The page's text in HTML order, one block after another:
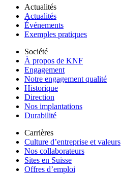
Actualités
Actualités
Événements
Exemples pratiques
Société
À propos de KNF
Engagement
Notre engagement qualité
Historique
Direction
Nos implantations
Durabilité
Carrières
Culture d’entreprise et valeurs
Nos collaborateurs
Sites en Suisse
Offres d’emploi